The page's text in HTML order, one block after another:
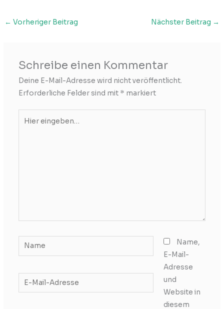
← Vorheriger Beitrag Nächster Beitrag →
Schreibe einen Kommentar
Deine E-Mail-Adresse wird nicht veröffentlicht.
Erforderliche Felder sind mit * markiert
eingeben…
Name
E-
Mail-
Name,
E-Mail-
Adresse
und
Website in
diesem